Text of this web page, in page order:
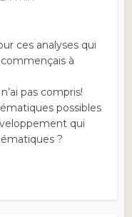
ces analyses qui
à
pas compris!
possibles
qui
?